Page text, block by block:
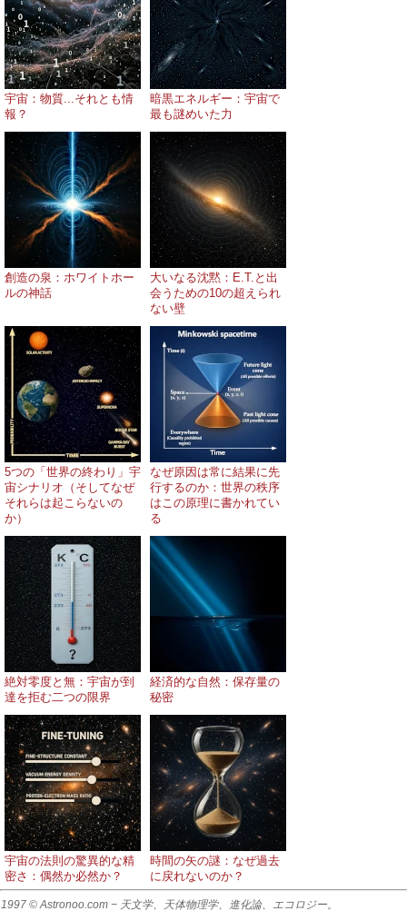
宇宙：物質...それとも情
報？
暗黒エネルギー：宇宙で
最も謎めいた力
創造の泉：ホワイトホー
ルの神話
大いなる沈黙：E.T.と出
会うための10の超えられ
ない壁
5つの「世界の終わり」宇
宙シナリオ（そしてなぜ
それらは起こらないの
か）
なぜ原因は常に結果に先
行するのか：世界の秩序
はこの原理に書かれてい
る
絶対零度と無：宇宙が到
達を拒む二つの限界
経済的な自然：保存量の
秘密
宇宙の法則の驚異的な精
密さ：偶然か必然か？
時間の矢の謎：なぜ過去
に戻れないのか？
1997 © Astronoo.com − 天文学、天体物理学、進化論、エコロジー。